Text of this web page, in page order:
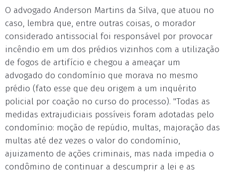
O advogado Anderson Martins da Silva, que atuou no
caso, lembra que, entre outras coisas, o morador
considerado antissocial foi responsável por provocar
incêndio em um dos prédios vizinhos com a utilização
de fogos de artifício e chegou a ameaçar um
advogado do condomínio que morava no mesmo
prédio (fato esse que deu origem a um inquérito
policial por coação no curso do processo). "Todas as
medidas extrajudiciais possíveis foram adotadas pelo
condomínio: moção de repúdio, multas, majoração das
multas até dez vezes o valor do condomínio,
ajuizamento de ações criminais, mas nada impedia o
condômino de continuar a descumprir a lei e as